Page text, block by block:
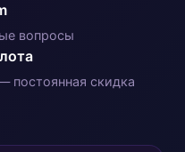
вопросы
постоянная скидка